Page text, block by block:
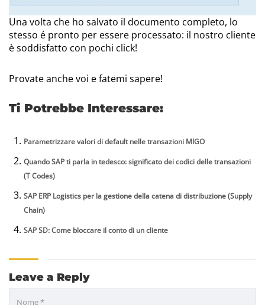
Una volta che ho salvato il documento completo, lo
stesso é pronto per essere processato: il nostro cliente
è soddisfatto con pochi click!
Provate anche voi e fatemi sapere!
Ti Potrebbe Interessare:
Parametrizzare valori di default nelle transazioni MIGO
Quando SAP ti parla in tedesco: significato dei codici delle transazioni
(T Codes)
SAP ERP Logistics per la gestione della catena di distribuzione (Supply
Chain)
SAP SD: Come bloccare il conto di un cliente
Leave a Reply